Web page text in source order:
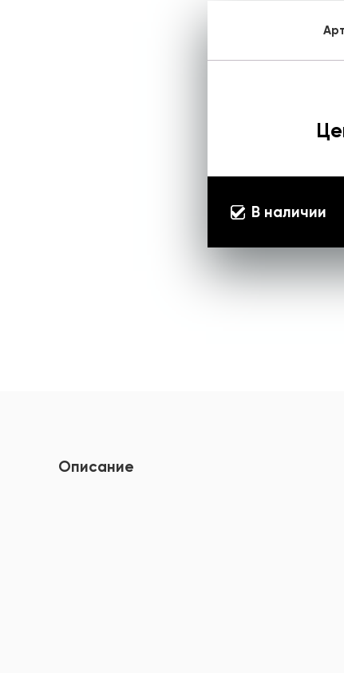
В наличии
Описание